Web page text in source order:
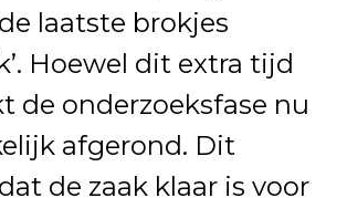
laatste brokjes
Hoewel dit extra tijd
de onderzoeksfase nu
afgerond. Dit
de zaak klaar is voor